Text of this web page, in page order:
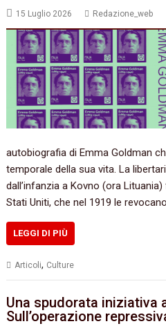
15 Luglio 2026 Redazione_web
autobiografia di Emma Goldman
temporale della sua vita. La
dall’infanzia a Kovno (ora
Stati Uniti, che nel 1919 le
LEGGI DI PIÙ
Articoli, Culture
Una spudorata iniziativa
Sull’operazione